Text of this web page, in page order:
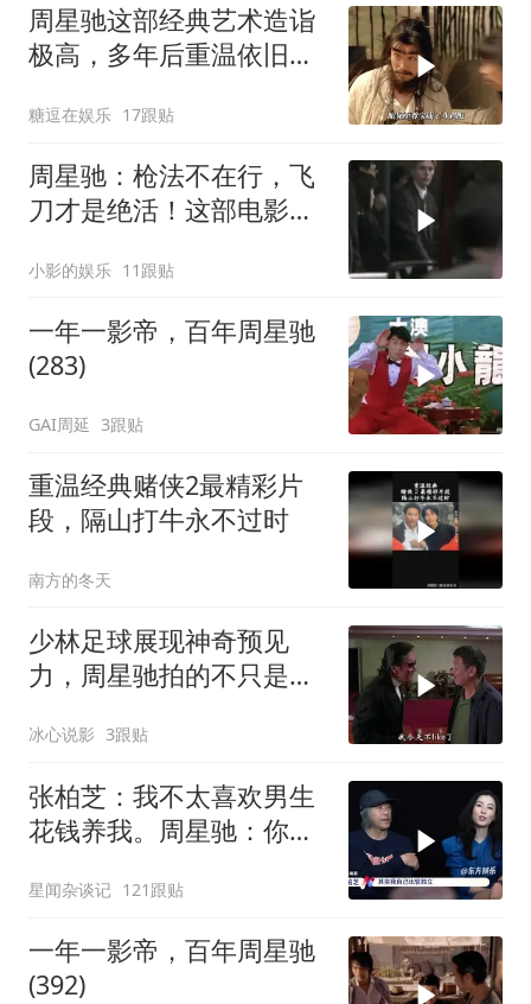
周星驰这部经典艺术造诣
极高，多年后重温依旧动
糖逗在娱乐 17跟贴
周星驰：枪法不在行，飞
刀才是绝活！这部电影你
小影的娱乐 11跟贴
一年一影帝，百年周星驰
(283)
GAI周延 3跟贴
重温经典赌侠2最精彩片
段，隔山打牛永不过时
南方的冬天
少林足球展现神奇预见
力，周星驰拍的不只是喜
冰心说影 3跟贴
张柏芝：我不太喜欢男生
花钱养我。周星驰：你不
星闻杂谈记 121跟贴
一年一影帝，百年周星驰
(392)